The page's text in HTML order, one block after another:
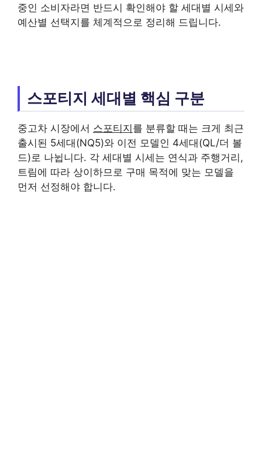
중인 소비자라면 반드시 확인해야 할 세대별 시세와
예산별 선택지를 체계적으로 정리해 드립니다.
스포티지 세대별 핵심 구분
중고차 시장에서 스포티지를 분류할 때는 크게 최근
출시된 5세대(NQ5)와 이전 모델인 4세대(QL/더 볼
드)로 나뉩니다. 각 세대별 시세는 연식과 주행거리,
트림에 따라 상이하므로 구매 목적에 맞는 모델을
먼저 선정해야 합니다.